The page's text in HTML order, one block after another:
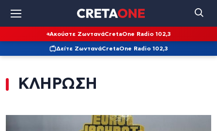
Ακούστε ΖωντανάCretaOne Radio 102,3
Δείτε ΖωντανάCretaOne Radio 102,3
ΚΛΗΡΩΣΗ